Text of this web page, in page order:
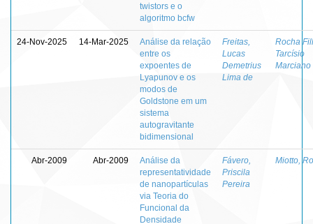
twistors e o
algoritmo bcfw
24-Nov-2025 14-Mar-2025
Análise da relação
entre os
expoentes de
Lyapunov e os
modos de
Goldstone em um
sistema
autogravitante
bidimensional
Freitas,
Lucas
Demetrius
Lima de
Rocha
Tarcísio
Marciano
Abr-2009 Abr-2009
Análise da
representatividade
de nanopartículas
via Teoria do
Funcional da
Densidade
Fávero,
Priscila
Pereira
Miotto,